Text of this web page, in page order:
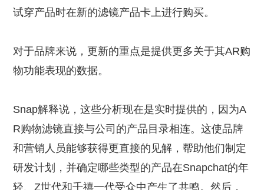
试穿产品时在新的滤镜产品卡上进行购买。
对于品牌来说，更新的重点是提供更多关于其AR购
物功能表现的数据。
Snap解释说，这些分析现在是实时提供的，因为A
R购物滤镜直接与公司的产品目录相连。这使品牌
和营销人员能够获得更直接的见解，帮助他们制定
研发计划，并确定哪些类型的产品在Snapchat的年
轻、Z世代和千禧一代受众中产生了共鸣。然后，